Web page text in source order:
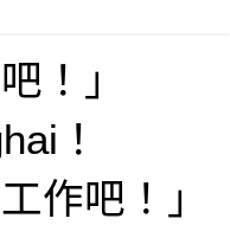
！」
！
作吧！」